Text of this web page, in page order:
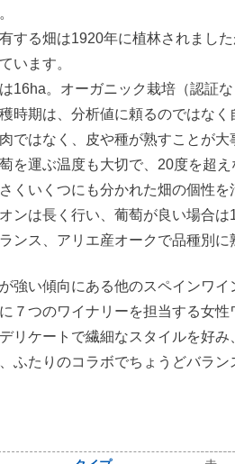
する畑は1920年に植林されまし
います。
16ha。オーガニック栽培（認証
時期は、分析値に頼るのではなく
ではなく、皮や種が熟すことが大
を運ぶ温度も大切で、20度を超え
くいくつにも分かれた畑の個性
ンは長く行い、葡萄が良い場合は
ンス、アリエ産オークで品種別に
強い傾向にある他のスペインワ
７つのワイナリーを担当する女
リケートで繊細なスタイルを好
ふたりのコラボでちょうどバラン